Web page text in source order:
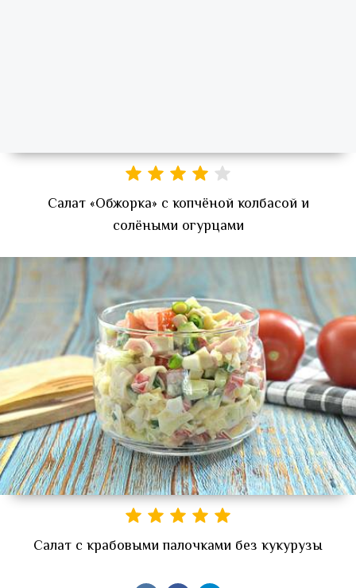
Салат «Обжорка» с копчёной колбасой и
солёными огурцами
Салат с крабовыми палочками без кукурузы